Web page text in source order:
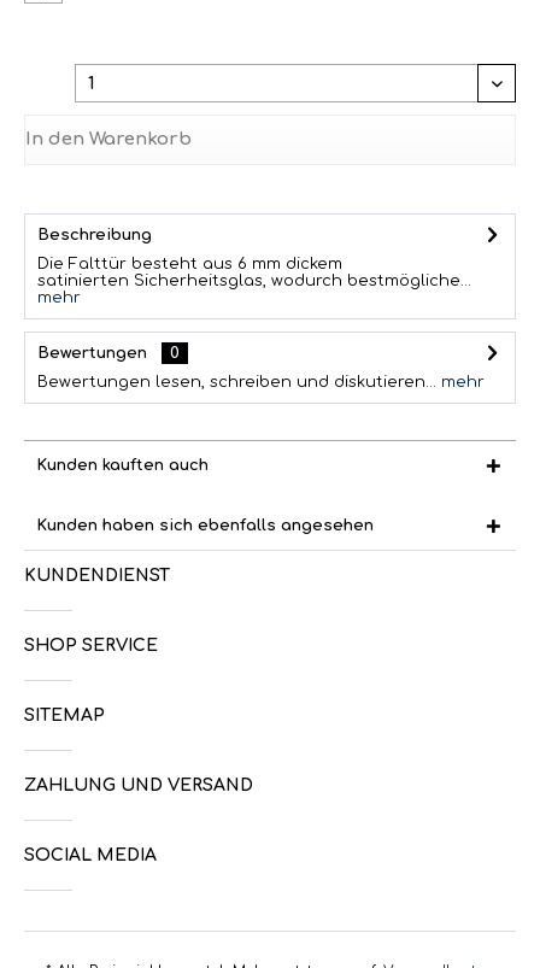
In den Warenkorb
Beschreibung
Die Falttür besteht aus 6 mm dickem
satinierten Sicherheitsglas, wodurch bestmögliche...
mehr
Bewertungen
0
Bewertungen lesen, schreiben und diskutieren... mehr
Kunden kauften auch
Kunden haben sich ebenfalls angesehen
KUNDENDIENST
SHOP SERVICE
SITEMAP
ZAHLUNG UND VERSAND
SOCIAL MEDIA